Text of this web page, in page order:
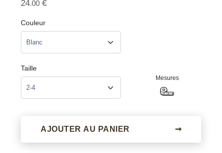
24.00 €
Couleur
Taille
Mesures
AJOUTER AU PANIER ➞